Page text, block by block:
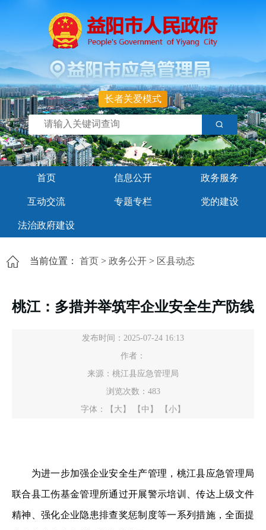
长者关爱模式
首页 信息公开 政务服务
互动交流 专题专栏 党的建设
法治政府建设
当前位置： 首页 > 政务公开 > 区县动态
桃江：多措并举筑牢企业安全生产防线
发布时间：2025-07-24 16:13
作者：
来源：桃江县应急管理局
浏览次数： 483
字体：
【大】 【中】 【小】
为进一步加强企业安全生产管理，桃江县应急管理局
联合县工伤基金管理所通过开展警示培训、传达上级文件
精神、强化企业隐患排查奖惩制度等一系列措施，全面提